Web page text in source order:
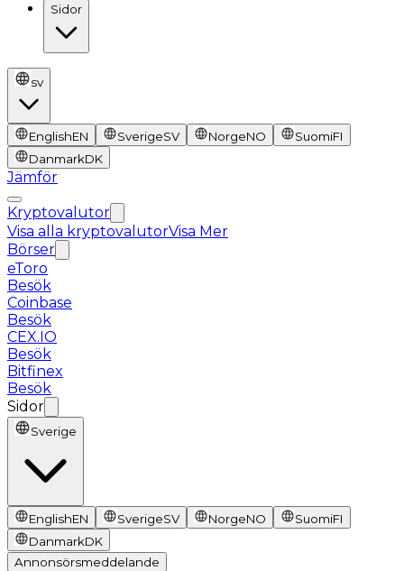
Sidor
sv
EnglishEN SverigeSV NorgeNO SuomiFI
DanmarkDK
Jämför
Kryptovalutor
Visa alla kryptovalutorVisa Mer
Börser
eToro
Besök
Coinbase
Besök
CEX.IO
Besök
Bitfinex
Besök
Sidor
Sverige
EnglishEN SverigeSV NorgeNO SuomiFI
DanmarkDK
Annonsörsmeddelande